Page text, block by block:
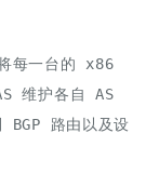
每一台的 x86
维护各自 AS
路由以及设